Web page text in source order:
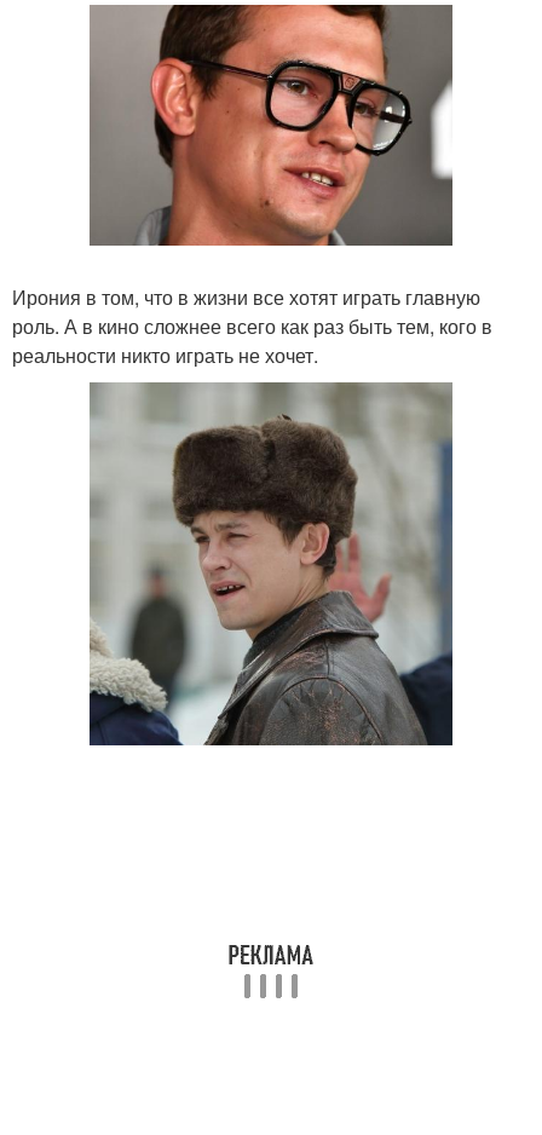
Ирония в том, что в жизни все хотят играть главную
роль. А в кино сложнее всего как раз быть тем, кого в
реальности никто играть не хочет.